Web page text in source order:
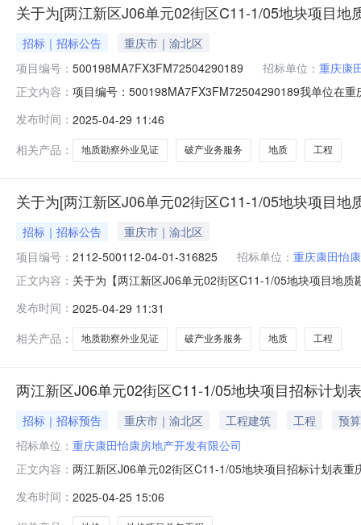
关于为[两江新区J06单元02街区C11-1/05地块项目
招标｜招标公告
重庆市｜渝北区
项目编号： 500198MA7FX3FM72504290189 招标单位： 重庆康
正文内容： 项目编号：500198MA7FX3FM72504290189我单位在
需服务类型工程勘察服务内容地质外业见证单位派出外
发布时间： 2025-04-29 11:46
相关产品：
地质勘察外业见证 破产业务服务 地质 工程
关于为[两江新区J06单元02街区C11-1/05地块项目
招标｜招标公告
重庆市｜渝北区
项目编号： 2112-500112-04-01-316825 招标单位： 重庆康田怡
正文内容： 关于为【两江新区J06单元02街区C11-1/05地块项目地
01-316825是否破产业务服务项目采购否所需中介服务
发布时间： 2025-04-29 11:31
相关产品：
地质勘察外业见证 破产业务服务 地质 工程
两江新区J06单元02街区C11-1/05地块项目招标计划表
招标｜招标预告 重庆市｜渝北区 工程建筑 工程
预
招标单位： 重庆康田怡康房地产开发有限公司
正文内容： 两江新区J06单元02街区C11-1/05地块项目招标计划表
住用地（R2）。建筑业态初步为T2洋房、合院住宅、地
发布时间： 2025-04-25 15:06